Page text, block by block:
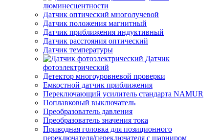
люминесцентности
Датчик оптический многолучевой
Датчик положения магнитный
Датчик приближения индуктивный
Датчик расстояния оптический
Датчик температуры
Датчик
фотоэлектрический
Детектор многоуровневой проверки
Емкостной датчик приближения
Переключающий усилитель стандарта NAMUR
Поплавковый выключатель
Преобразователь давления
Преобразователь значения тока
Приводная головка для позиционного
переключателя/переключателя с шарниром